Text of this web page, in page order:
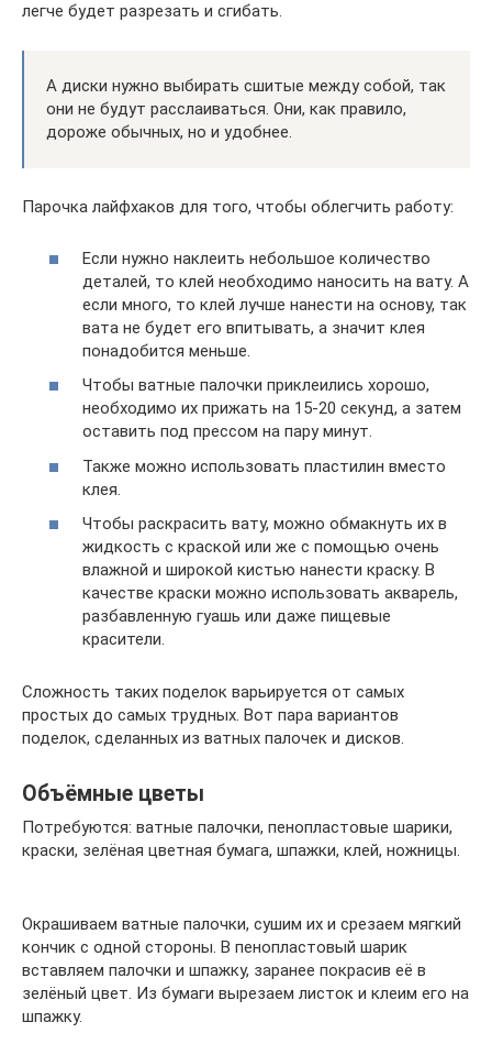
легче будет разрезать и сгибать.
А диски нужно выбирать сшитые между собой, так
они не будут расслаиваться. Они, как правило,
дороже обычных, но и удобнее.
Парочка лайфхаков для того, чтобы облегчить работу:
Если нужно наклеить небольшое количество
деталей, то клей необходимо наносить на вату. А
если много, то клей лучше нанести на основу, так
вата не будет его впитывать, а значит клея
понадобится меньше.
Чтобы ватные палочки приклеились хорошо,
необходимо их прижать на 15-20 секунд, а затем
оставить под прессом на пару минут.
Также можно использовать пластилин вместо
клея.
Чтобы раскрасить вату, можно обмакнуть их в
жидкость с краской или же с помощью очень
влажной и широкой кистью нанести краску. В
качестве краски можно использовать акварель,
разбавленную гуашь или даже пищевые
красители.
Сложность таких поделок варьируется от самых
простых до самых трудных. Вот пара вариантов
поделок, сделанных из ватных палочек и дисков.
Объёмные цветы
Потребуются: ватные палочки, пенопластовые шарики,
краски, зелёная цветная бумага, шпажки, клей, ножницы.
Окрашиваем ватные палочки, сушим их и срезаем мягкий
кончик с одной стороны. В пенопластовый шарик
вставляем палочки и шпажку, заранее покрасив её в
зелёный цвет. Из бумаги вырезаем листок и клеим его на
шпажку.